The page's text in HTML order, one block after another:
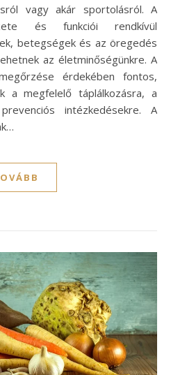
vagy akár sportolásról. A
és funkciói rendkívül
betegségek és az öregedés
az életminőségünkre. A
érdekében fontos,
a megfelelő táplálkozásra, a
intézkedésekre. A